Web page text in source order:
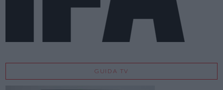
GUIDA TV